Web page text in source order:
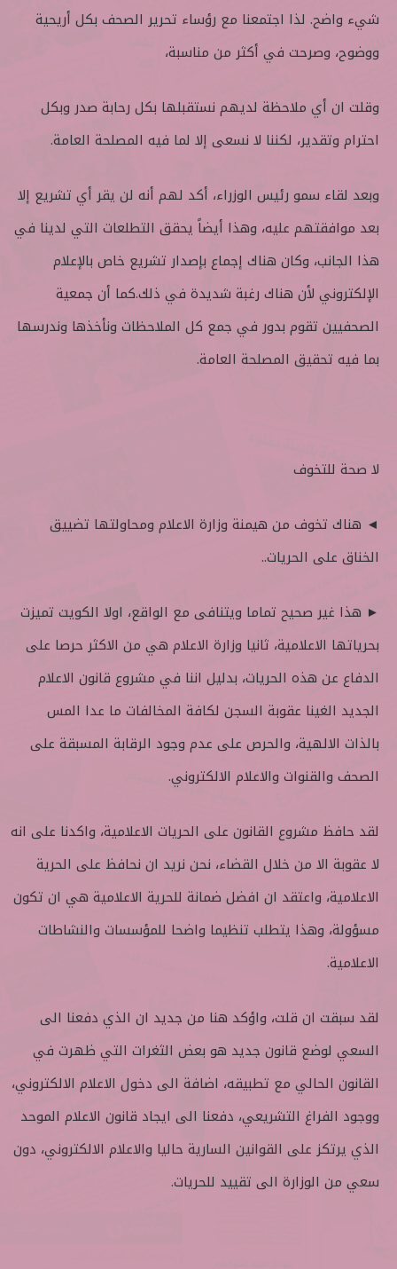
شيء واضح. لذا اجتمعنا مع رؤساء تحرير الصحف بكل أريحية
ووضوح، وصرحت في أكثر من مناسبة،
وقلت ان أي ملاحظة لديهم نستقبلها بكل رحابة صدر وبكل
احترام وتقدير، لكننا لا نسعى إلا لما فيه المصلحة العامة.
وبعد لقاء سمو رئيس الوزراء، أكد لهم أنه لن يقر أي تشريع إلا
بعد موافقتهم عليه، وهذا أيضاً يحقق التطلعات التي لدينا في
هذا الجانب، وكان هناك إجماع بإصدار تشريع خاص بالإعلام
الإلكتروني لأن هناك رغبة شديدة في ذلك.كما أن جمعية
الصحفيين تقوم بدور في جمع كل الملاحظات ونأخذها وندرسها
بما فيه تحقيق المصلحة العامة.
لا صحة للتخوف
◄ هناك تخوف من هيمنة وزارة الاعلام ومحاولتها تضييق
الخناق على الحريات..
► هذا غير صحيح تماما ويتنافى مع الواقع، اولا الكويت تميزت
بحرياتها الاعلامية، ثانيا وزارة الاعلام هي من الاكثر حرصا على
الدفاع عن هذه الحريات، بدليل اننا في مشروع قانون الاعلام
الجديد الغينا عقوبة السجن لكافة المخالفات ما عدا المس
بالذات الالهية، والحرص على عدم وجود الرقابة المسبقة على
الصحف والقنوات والاعلام الالكتروني.
لقد حافظ مشروع القانون على الحريات الاعلامية، واكدنا على انه
لا عقوبة الا من خلال القضاء، نحن نريد ان نحافظ على الحرية
الاعلامية، واعتقد ان افضل ضمانة للحرية الاعلامية هي ان تكون
مسؤولة، وهذا يتطلب تنظيما واضحا للمؤسسات والنشاطات
الاعلامية.
لقد سبقت ان قلت، واؤكد هنا من جديد ان الذي دفعنا الى
السعي لوضع قانون جديد هو بعض الثغرات التي ظهرت في
القانون الحالي مع تطبيقه، اضافة الى دخول الاعلام الالكتروني،
ووجود الفراغ التشريعي، دفعنا الى ايجاد قانون الاعلام الموحد
الذي يرتكز على القوانين السارية حاليا والاعلام الالكتروني، دون
سعي من الوزارة الى تقييد للحريات.